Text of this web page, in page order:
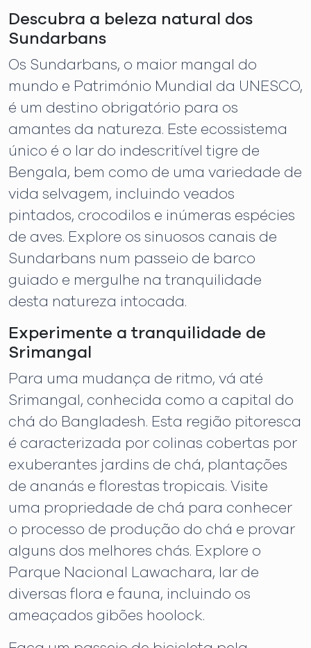
Descubra a beleza natural dos
Sundarbans
Os Sundarbans, o maior mangal do
mundo e Património Mundial da UNESCO,
é um destino obrigatório para os
amantes da natureza. Este ecossistema
único é o lar do indescritível tigre de
Bengala, bem como de uma variedade de
vida selvagem, incluindo veados
pintados, crocodilos e inúmeras espécies
de aves. Explore os sinuosos canais de
Sundarbans num passeio de barco
guiado e mergulhe na tranquilidade
desta natureza intocada.
Experimente a tranquilidade de
Srimangal
Para uma mudança de ritmo, vá até
Srimangal, conhecida como a capital do
chá do Bangladesh. Esta região pitoresca
é caracterizada por colinas cobertas por
exuberantes jardins de chá, plantações
de ananás e florestas tropicais. Visite
uma propriedade de chá para conhecer
o processo de produção do chá e provar
alguns dos melhores chás. Explore o
Parque Nacional Lawachara, lar de
diversas flora e fauna, incluindo os
ameaçados gibões hoolock.